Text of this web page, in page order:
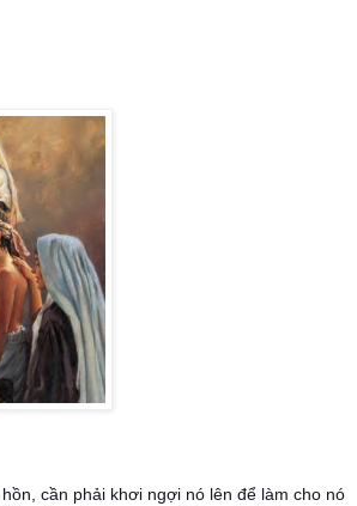
cần phải khơi ngợi nó lên để làm cho nó